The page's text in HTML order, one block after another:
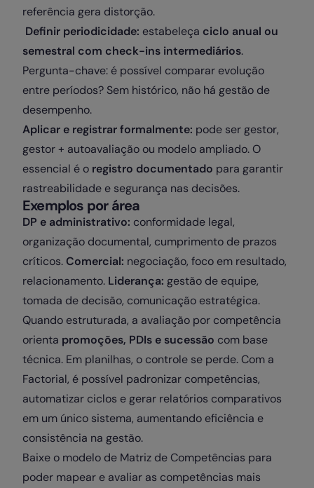
referência gera distorção.
Definir periodicidade: estabeleça ciclo anual ou
semestral com check-ins intermediários.
Pergunta-chave: é possível comparar evolução
entre períodos? Sem histórico, não há gestão de
desempenho.
Aplicar e registrar formalmente: pode ser gestor,
gestor + autoavaliação ou modelo ampliado. O
essencial é o registro documentado para garantir
rastreabilidade e segurança nas decisões.
Exemplos por área
DP e administrativo: conformidade legal,
organização documental, cumprimento de prazos
críticos.Comercial: negociação, foco em resultado,
relacionamento. Liderança: gestão de equipe,
tomada de decisão, comunicação estratégica.
Quando estruturada, a avaliação por competência
orienta promoções, PDIs e sucessão com base
técnica. Em planilhas, o controle se perde. Com a
Factorial, é possível padronizar competências,
automatizar ciclos e gerar relatórios comparativos
em um único sistema, aumentando eficiência e
consistência na gestão.
Baixe o modelo de Matriz de Competências para
poder mapear e avaliar as competências mais